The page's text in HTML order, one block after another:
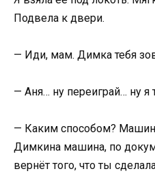
Подвела к двери.
— Иди, мам. Димка тебя
— Аня… ну переиграй… ну я
— Каким способом?
Димкина машина, по
вернёт того, что ты